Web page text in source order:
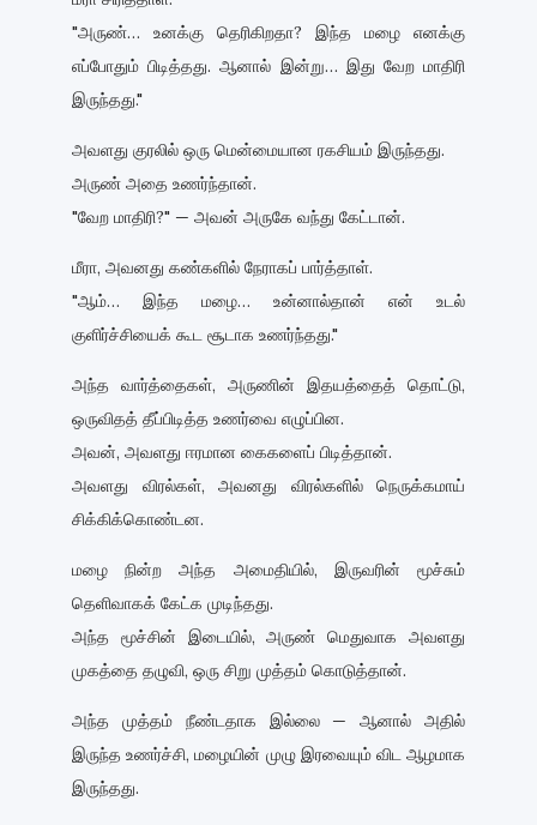
"அருண்… உனக்கு தெரிகிறதா? இந்த மழை எனக்கு
எப்போதும் பிடித்தது. ஆனால் இன்று… இது வேற மாதிரி
இருந்தது."
அவளது குரலில் ஒரு மென்மையான ரகசியம் இருந்தது.
அருண் அதை உணர்ந்தான்.
"வேற மாதிரி?" — அவன் அருகே வந்து கேட்டான்.
மீரா, அவனது கண்களில் நேராகப் பார்த்தாள்.
"ஆம்… இந்த மழை… உன்னால்தான் என் உடல்
குளிர்ச்சியைக் கூட சூடாக உணர்ந்தது."
அந்த வார்த்தைகள், அருணின் இதயத்தைத் தொட்டு,
ஒருவிதத் தீப்பிடித்த உணர்வை எழுப்பின.
அவன், அவளது ஈரமான கைகளைப் பிடித்தான்.
அவளது விரல்கள், அவனது விரல்களில் நெருக்கமாய்
சிக்கிக்கொண்டன.
மழை நின்ற அந்த அமைதியில், இருவரின் மூச்சும்
தெளிவாகக் கேட்க முடிந்தது.
அந்த மூச்சின் இடையில், அருண் மெதுவாக அவளது
முகத்தை தழுவி, ஒரு சிறு முத்தம் கொடுத்தான்.
அந்த முத்தம் நீண்டதாக இல்லை — ஆனால் அதில்
இருந்த உணர்ச்சி, மழையின் முழு இரவையும் விட ஆழமாக
இருந்தது.